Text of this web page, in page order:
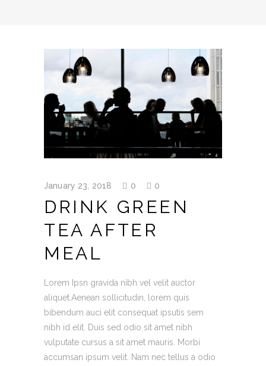
January 23, 2018 0 0
DRINK GREEN
TEA AFTER
MEAL
Lorem Ipsn gravida nibh vel velit auctor
aliquet.Aenean sollicitudin, lorem quis
bibendum auci elit consequat ipsutis sem
nibh id elit. Duis sed odio sit amet nibh
vulputate cursus a sit amet mauris. Morbi
accumsan ipsum velit. Nam nec tellus a odio